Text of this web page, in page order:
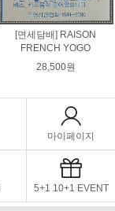
[면세담배] RAISON
FRENCH YOGO
28,500원
마이페이지
5+1 10+1 EVENT